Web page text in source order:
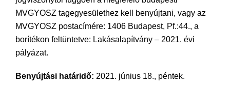
MVGYOSZ tagegyesülethez kell benyújtani, vagy az
MVGYOSZ postacímére: 1406 Budapest, Pf.:44., a
borítékon feltüntetve: Lakásalapítvány – 2021. évi
pályázat.
Benyújtási határidő: 2021. június 18., péntek.